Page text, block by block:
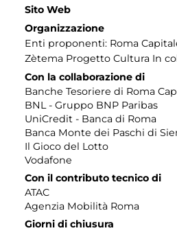
Sito Web
Organizzazione
Enti proponenti: Roma
Zètema Progetto Cultura In
Con la collaborazione di
Banche Tesoriere di Roma
BNL - Gruppo BNP Paribas
UniCredit - Banca di Roma
Banca Monte dei Paschi di
Il Gioco del Lotto
Vodafone
Con il contributo tecnico di
ATAC
Agenzia Mobilità Roma
Giorni di chiusura